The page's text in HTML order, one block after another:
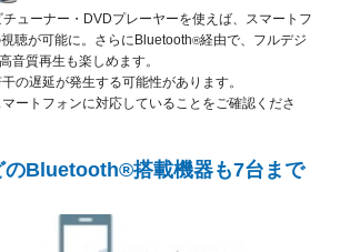
ューナー・DVDプレーヤーを使えば、スマートフ
聴が可能に。さらにBluetooth®経由で、フルデジ
音質再生も楽しめます。
の遅延が発生する可能性があります。
ートフォンに対応していることをご確認くださ
のBluetooth®搭載機器も7台まで